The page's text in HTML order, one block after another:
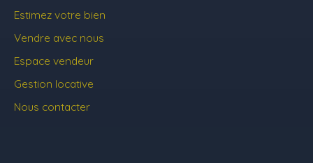
Estimez votre bien
Vendre avec nous
Espace vendeur
Gestion locative
Nous contacter